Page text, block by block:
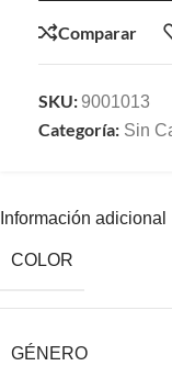
Comparar
SKU:9001013
Categoría: Sin
Información adicional
COLOR
GÉNERO